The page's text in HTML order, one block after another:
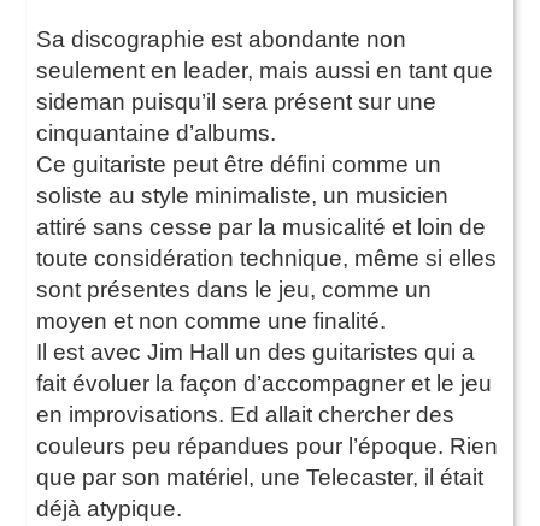
Sa discographie est abondante non
seulement en leader, mais aussi en tant que
sideman puisqu’il sera présent sur une
cinquantaine d’albums.
Ce guitariste peut être défini comme un
soliste au style minimaliste, un musicien
attiré sans cesse par la musicalité et loin de
toute considération technique, même si elles
sont présentes dans le jeu, comme un
moyen et non comme une finalité.
Il est avec Jim Hall un des guitaristes qui a
fait évoluer la façon d’accompagner et le jeu
en improvisations. Ed allait chercher des
couleurs peu répandues pour l’époque. Rien
que par son matériel, une Telecaster, il était
déjà atypique.